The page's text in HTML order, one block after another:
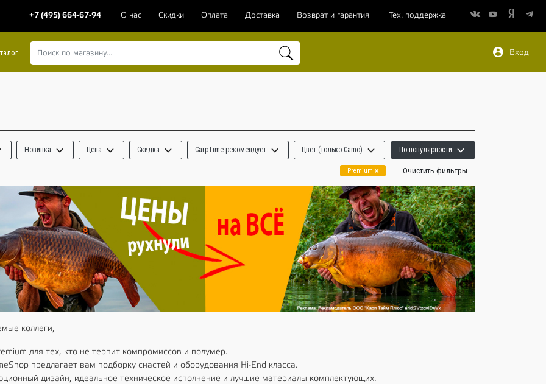
+7 (495) 664-67-94 О нас Скидки Оплата Доставка Возврат и гарантия Тех. поддержка
Вход
Новинка Цена Скидка CarpTime рекомендует Цвет (только Camo) По популярности
Premium Очистить фильтры
коллеги,
для тех, кто не терпит компромиссов и полумер.
предлагает вам подборку снастей и оборудования Hi-End класса.
дизайн, идеальное техническое исполнение и лучшие материалы комплектующих.